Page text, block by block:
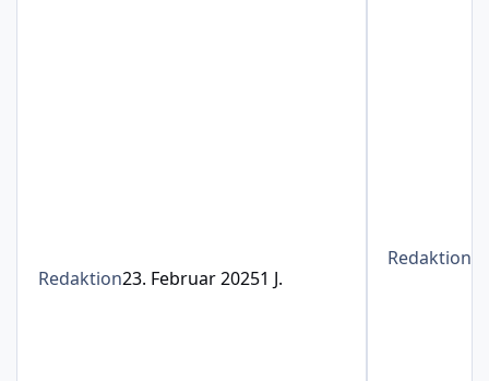
Redaktion23. Februar 20251 J.
Redaktion